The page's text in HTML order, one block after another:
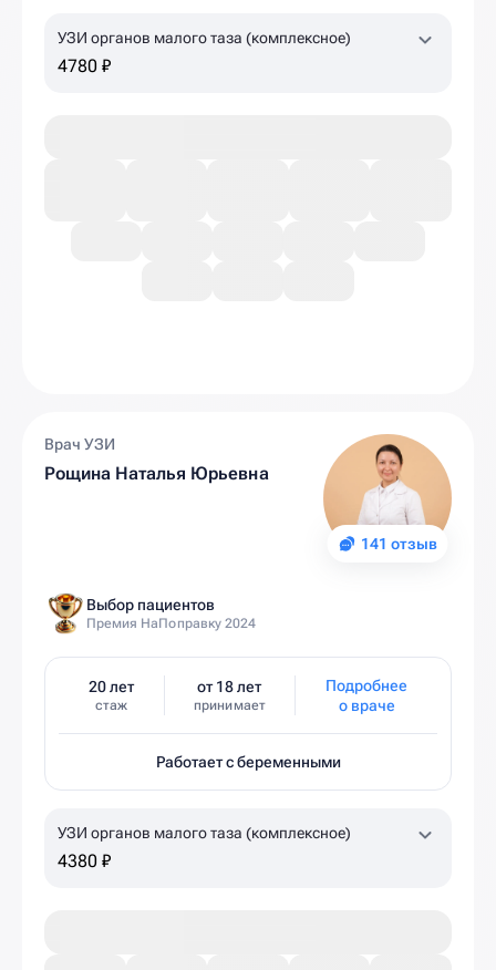
УЗИ органов малого таза (комплексное)
4780 ₽
141 отзыв
Врач УЗИ
Рощина Наталья Юрьевна
Выбор пациентов
Премия НаПоправку 2024
20 лет
стаж
от 18 лет
принимает
Подробнее
о враче
Работает с беременными
УЗИ органов малого таза (комплексное)
4380 ₽